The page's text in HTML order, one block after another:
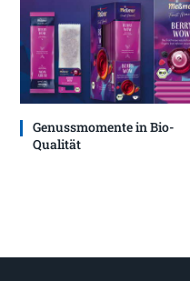
Genussmomente in Bio-
Qualität